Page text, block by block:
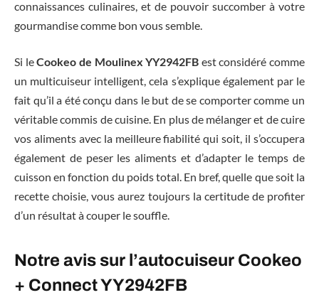
connaissances culinaires, et de pouvoir succomber à votre
gourmandise comme bon vous semble.
Si leCookeo de Moulinex YY2942FB est considéré comme
un multicuiseur intelligent, cela s’explique également par le
fait qu’il a été conçu dans le but de se comporter comme un
véritable commis de cuisine. En plus de mélanger et de cuire
vos aliments avec la meilleure fiabilité qui soit, il s’occupera
également de peser les aliments et d’adapter le temps de
cuisson en fonction du poids total. En bref, quelle que soit la
recette choisie, vous aurez toujours la certitude de profiter
d’un résultat à couper le souffle.
Notre avis sur l’autocuiseur Cookeo
+ Connect YY2942FB